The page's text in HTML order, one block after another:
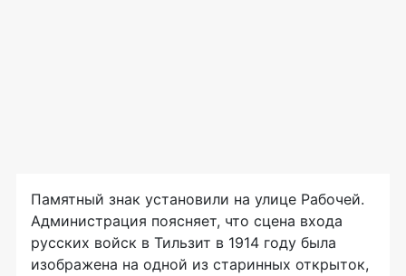
Памятный знак установили на улице Рабочей.
Администрация поясняет, что сцена входа
русских войск в Тильзит в 1914 году была
изображена на одной из старинных открыток,